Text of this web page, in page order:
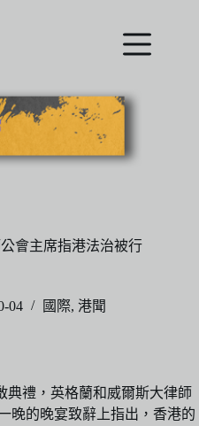
會主席指港法治被行
04 國際, 港聞
典禮，英格蘭和威爾斯大律師
晚的晚宴致辭上指出，香港的